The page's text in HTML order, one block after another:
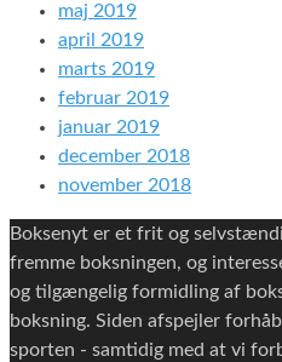
maj 2019
april 2019
marts 2019
februar 2019
januar 2019
december 2018
november 2018
Boksenyt er et frit og
fremme boksningen, og
og tilgængelig formidling af
boksning. Siden afspejler
sporten - samtidig med at vi